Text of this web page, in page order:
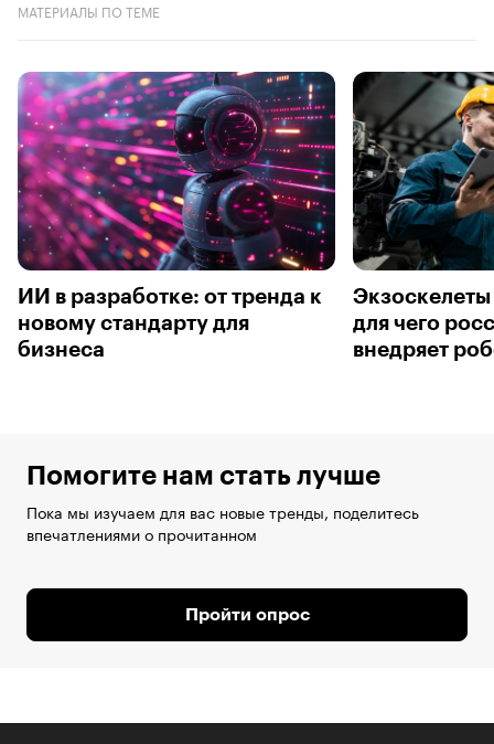
МАТЕРИАЛЫ ПО ТЕМЕ
ИИ в разработке: от тренда к
новому стандарту для
бизнеса
для чего
внедряет
Помогите нам стать лучше
Пока мы изучаем для вас новые тренды, поделитесь
впечатлениями о прочитанном
Пройти опрос